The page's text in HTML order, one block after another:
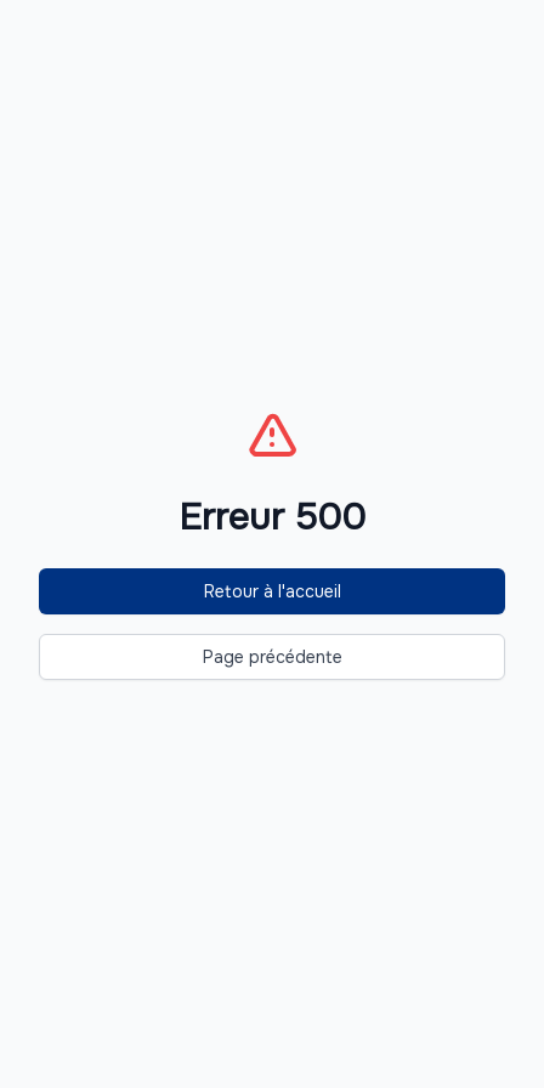
Erreur 500
Retour à l'accueil
Page précédente